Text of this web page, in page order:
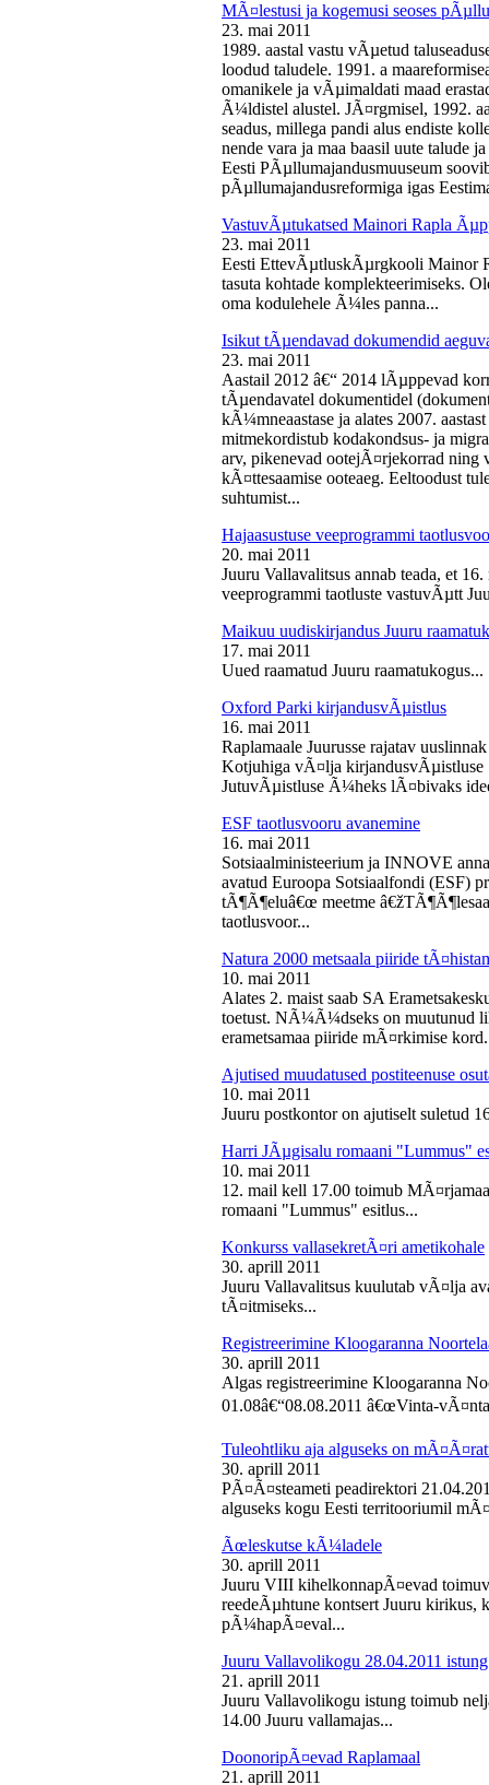
MÃ¤lestusi ja kogemusi seoses
23. mai 2011
1989. aastal vastu vÃµetud
loodud taludele. 1991. a
omanikele ja vÃµimaldati maad
Ã¼ldistel alustel. JÃ¤rgmisel, 1992.
seadus, millega pandi alus endiste
nende vara ja maa baasil uute talude
Eesti PÃµllumajandusmuuseum
pÃµllumajandusreformiga igas
VastuvÃµtukatsed Mainori Rapla
23. mai 2011
Eesti EttevÃµtluskÃµrgkooli Mainor
tasuta kohtade komplekteerimiseks.
oma kodulehele Ã¼les panna...
Isikut tÃµendavad dokumendid
23. mai 2011
Aastail 2012 â€“ 2014 lÃµppevad
tÃµendavatel dokumentidel
kÃ¼mneaastase ja alates 2007.
mitmekordistub kodakondsus- ja
arv, pikenevad ootejÃ¤rjekorrad ning
kÃ¤ttesaamise ooteaeg. Eeltoodust
suhtumist...
Hajaasustuse veeprogrammi
20. mai 2011
Juuru Vallavalitsus annab teada, et
veeprogrammi taotluste vastuvÃµtt
Maikuu uudiskirjandus Juuru
17. mai 2011
Uued raamatud Juuru raamatukogus...
Oxford Parki kirjandusvÃµistlus
16. mai 2011
Raplamaale Juurusse rajatav
Kotjuhiga vÃ¤lja
JutuvÃµistluse Ã¼heks lÃ¤bivaks
ESF taotlusvooru avanemine
16. mai 2011
Sotsiaalministeerium ja INNOVE
avatud Euroopa Sotsiaalfondi (ESF)
tÃ¶Ã¶eluâ€œ meetme
taotlusvoor...
Natura 2000 metsaala piiride
10. mai 2011
Alates 2. maist saab SA
toetust. NÃ¼Ã¼dseks on muutunud
erametsamaa piiride mÃ¤rkimise
Ajutised muudatused postiteenuse
10. mai 2011
Juuru postkontor on ajutiselt suletud
Harri JÃµgisalu romaani "Lummus"
10. mai 2011
12. mail kell 17.00 toimub
romaani "Lummus" esitlus...
Konkurss vallasekretÃ¤ri ametikohale
30. aprill 2011
Juuru Vallavalitsus kuulutab vÃ¤lja
tÃ¤itmiseks...
Registreerimine Kloogaranna
30. aprill 2011
Algas registreerimine Kloogaranna
01.08â€“08.08.2011 â€œVinta-
Tuleohtliku aja alguseks on
30. aprill 2011
PÃ¤Ã¤steameti peadirektori
alguseks kogu Eesti territooriumil
Ãœleskutse kÃ¼ladele
30. aprill 2011
Juuru VIII kihelkonnapÃ¤evad
reedeÃµhtune kontsert Juuru
pÃ¼hapÃ¤eval...
Juuru Vallavolikogu 28.04.2011 istung
21. aprill 2011
Juuru Vallavolikogu istung toimub
14.00 Juuru vallamajas...
DoonoripÃ¤evad Raplamaal
21. aprill 2011